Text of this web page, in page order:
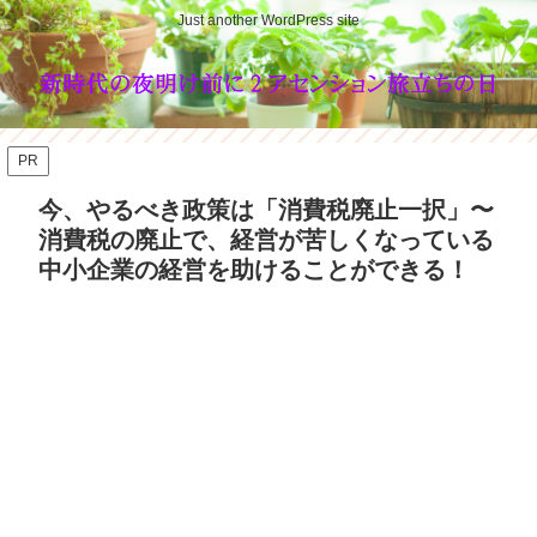
Just another WordPress site
PR
今、やるべき政策は「消費税廃止一択」〜
消費税の廃止で、経営が苦しくなっている
中小企業の経営を助けることができる！